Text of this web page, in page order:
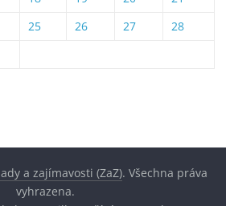
25 26 27
28
a zajímavosti (ZaZ). Všechna práva
vyhrazena.